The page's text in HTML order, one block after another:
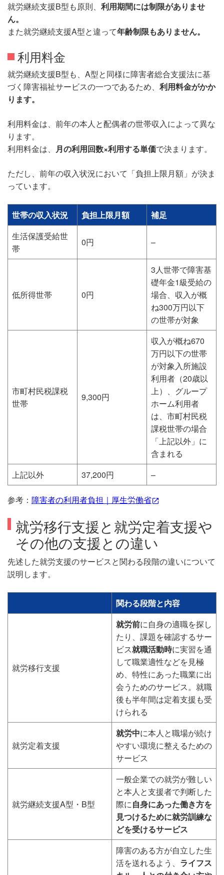
就労継続支援B型も原則、 利用期間には制限がありませ
ん。
また就労継続支援A型と違って年齢制限もありません。
利用料金
就労継続支援B型も、A型と同様に障害者総合支援法に基
づく障害福祉サービスの一つであるため、 利用料金がかか
ります。
利用料金は、前年の本人と配偶者の世帯収入によって異な
ります。
利用料金は、 月の利用回数×利用する単価で決まります。
ただし、前年の収入状況において「負担上限月額」が決ま
っています。
世帯の収入状況 負担上限月額
補足
生活保護受給世
帯
0円 –
低所得世帯 0円
3人世帯で障害基
礎年金1級受給の
場合、収入が概
ね300万円以下
の世帯が対象
市町村民税課税
世帯
9,300円
収入が概ね670
万円以下の世帯
が対象入所施設
利用者（20歳以
上）、グループ
ホーム利用者
は、市町村民税
課税世帯の場合
「上記以外」に
含まれる
上記以外
37,200円 –
参考： 障害者の利用者負担｜厚生労働省
就労移行支援と就労定着支援や
その他の支援との違い
先述した就労支援のサービスと関わる段階の違いについて
説明します。
関わる段階と内容
就労移行支援
就労前に自身の適職を探し
たり、課題を確認するサー
ビス就職活動時に実習を通
して職業適性などを見極
め、特性にあった職業に出
会うためのサービス。就職
後も半年間は定着支援も受
けられる
就労定着支援
就労中に本人と職場が続け
やすい環境に整えるための
サービス
就労継続支援A型・B型
一般企業での就労が難しい
と本人と支援者で判断した
際に自身にあった働き方を
見つけるために就労訓練な
どを受けるサービス
障害のある方が自立した生
活を送れるよう、 ライフス